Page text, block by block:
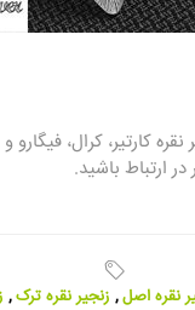
نقرهکارتیر، کرال، فیگارو
ارتباط باشید.
نقره اصل, زنجیر نقره ترک,